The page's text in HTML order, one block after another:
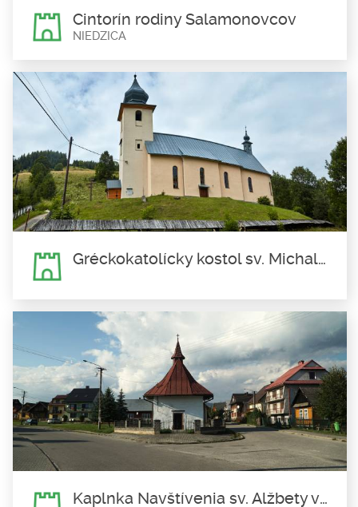
Cintorín rodiny Salamonovcov
NIEDZICA
Cintorín rodiny Salamonovcov
Niedzica
Cintorín rodiny Salamonovcov v Nedeci sa nachádza neďaleko
sýpky a colnice, na...
Gréckokatolícky kostol sv. Michala Archanjela v Osturni
Gréckokatolícky kostol sv.
Michala Archanjela v Osturni
Je to najzapadanejšie položený gréckokatolícky kostol na
Slovensku,...
Kaplnka Navštívenia sv. Alžbety vo Fridmane